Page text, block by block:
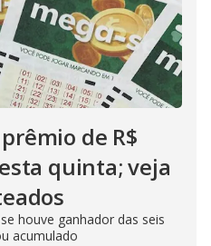
de R$
quinta; veja
houve ganhador das seis
acumulado